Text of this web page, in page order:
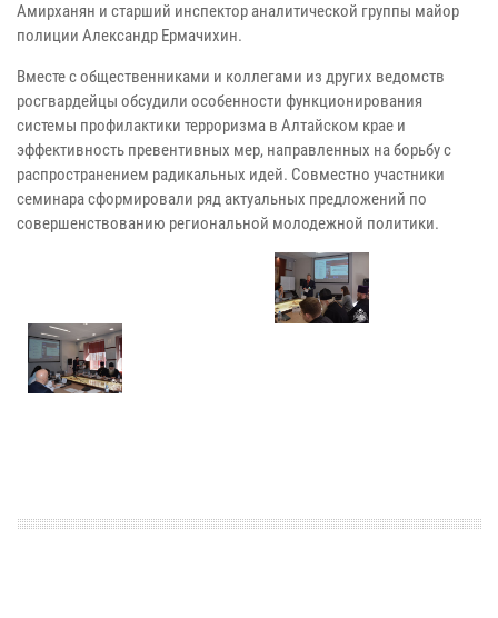
Амирханян и старший инспектор аналитической группы майор
полиции Александр Ермачихин.
Вместе с общественниками и коллегами из других ведомств
росгвардейцы обсудили особенности функционирования
системы профилактики терроризма в Алтайском крае и
эффективность превентивных мер, направленных на борьбу с
распространением радикальных идей. Совместно участники
семинара сформировали ряд актуальных предложений по
совершенствованию региональной молодежной политики.